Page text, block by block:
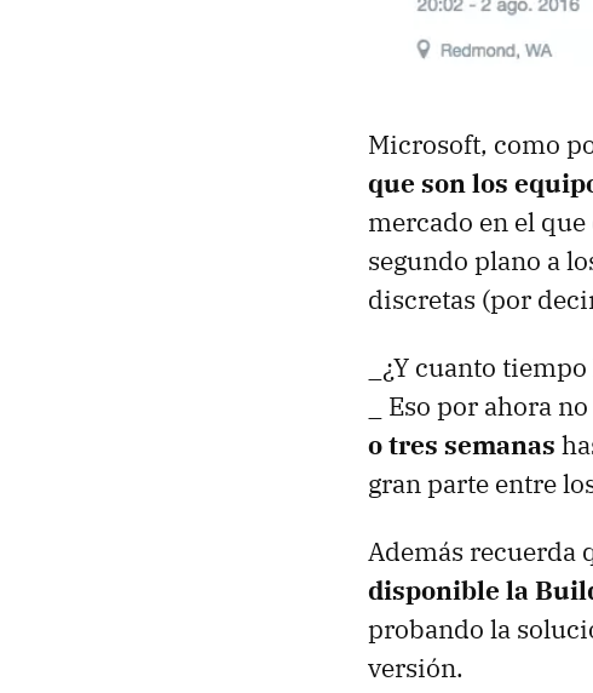
Microsoft, como
que son los
mercado en el
segundo plano a
discretas (por
_¿Y cuanto
_ Eso por ahora
o tres semanas
gran parte entre
Además recuerda
disponible la
probando la
versión.